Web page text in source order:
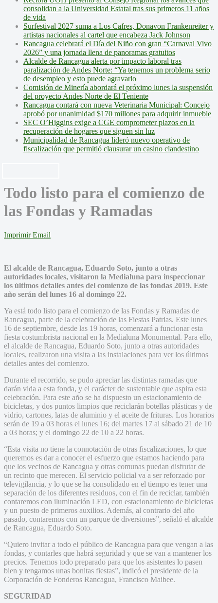
consolidan a la Universidad Estatal tras sus primeros 11 años
de vida
Surfestival 2027 suma a Los Cafres, Donavon Frankenreiter y
artistas nacionales al cartel que encabeza Jack Johnson
Rancagua celebrará el Día del Niño con gran “Carnaval Vivo
2026” y una jornada llena de panoramas gratuitos
Alcalde de Rancagua alerta por impacto laboral tras
paralización de Andes Norte: “Ya tenemos un problema serio
de desempleo y esto puede agravarlo
Comisión de Minería abordará el próximo lunes la suspensión
del proyecto Andes Norte de El Teniente
Rancagua contará con nueva Veterinaria Municipal: Concejo
aprobó por unanimidad $170 millones para adquirir inmueble
SEC O’Higgins exige a CGE comprometer plazos en la
recuperación de hogares que siguen sin luz
Municipalidad de Rancagua lideró nuevo operativo de
fiscalización que permitió clausurar un casino clandestino
Todo listo para el comienzo de
las Fondas y Ramadas
Imprimir Email
El alcalde de Rancagua, Eduardo Soto, junto a otras
autoridades locales, visitaron la Medialuna para inspeccionar
los últimos detalles antes del comienzo de las fondas 2019. Este
año serán del lunes 16 al domingo 22.
Ya está todo listo para el comienzo de las Fondas y Ramadas de
Rancagua, parte de la celebración de las Fiestas Patrias. Este lunes
16 de septiembre, desde las 19 horas, comenzará a funcionar esta
fiesta costumbrista nacional en la Medialuna Monumental. Para ello,
el alcalde de Rancagua, Eduardo Soto, junto a otras autoridades
locales, realizaron una visita a las instalaciones para ver los últimos
detalles antes del comienzo.
Durante el recorrido, se pudo apreciar las distintas ramadas que
darán vida a esta fonda, y el carácter de sustentable que aspira esta
celebración. Para este año se ha dispuesto un estacionamiento de
bicicletas, y dos puntos limpios que reciclarán botellas plásticas y de
vidrio, cartones, latas de aluminio y el aceite de frituras. Los horarios
serán de 19 a 03 horas el lunes 16; del martes 17 al sábado 21 de 10
a 03 horas; y el domingo 22 de 10 a 22 horas.
“Esta visita no tiene la connotación de otras fiscalizaciones, lo que
queremos es dar a conocer el esfuerzo que estamos haciendo para
que los vecinos de Rancagua y otras comunas puedan disfrutar de
un recinto que merecen. El servicio policial va a ser reforzado por
televigilancia, y lo que se ha consolidado en el tiempo es tener una
separación de los diferentes residuos, con el fin de reciclar, también
contaremos con iluminación LED, con estacionamiento de bicicletas
y un puesto de primeros auxilios. Además, al contrario del año
pasado, contaremos con un parque de diversiones”, señaló el alcalde
de Rancagua, Eduardo Soto.
“Quiero invitar a todo el público de Rancagua para que vengan a las
fondas, y contarles que habrá seguridad y que se van a mantener los
precios. Tenemos todo preparado para que los asistentes lo pasen
bien y tengamos unas bonitas fiestas”, indicó el presidente de la
Corporación de Fonderos Rancagua, Francisco Maibee.
SEGURIDAD